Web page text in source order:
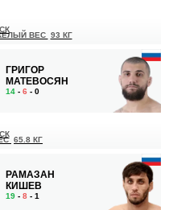
ВЕС 93 КГ
ГРИГОР
МАТЕВОСЯН
14 - 6 - 0
65.8 КГ
РАМАЗАН
КИШЕВ
19 - 8 - 1